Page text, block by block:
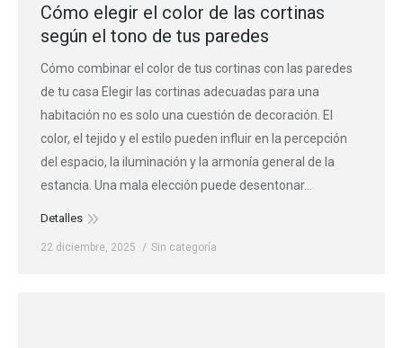
Cómo elegir el color de las cortinas
según el tono de tus paredes
Cómo combinar el color de tus cortinas con las paredes
de tu casa Elegir las cortinas adecuadas para una
habitación no es solo una cuestión de decoración. El
color, el tejido y el estilo pueden influir en la percepción
del espacio, la iluminación y la armonía general de la
estancia. Una mala elección puede desentonar…
Detalles
22 diciembre, 2025 Sin categoría